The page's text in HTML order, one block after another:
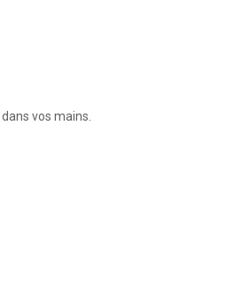
vos mains.